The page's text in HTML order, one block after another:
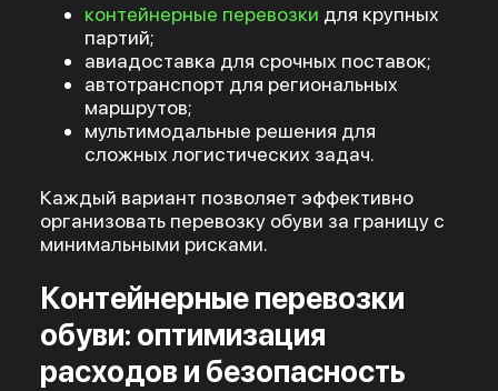
контейнерные перевозки для крупных
партий;
авиадоставка для срочных поставок;
автотранспорт для региональных
маршрутов;
мультимодальные решения для
сложных логистических задач.
Каждый вариант позволяет эффективно
организовать перевозку обуви за границу с
минимальными рисками.
Контейнерные перевозки
обуви: оптимизация
расходов и безопасность